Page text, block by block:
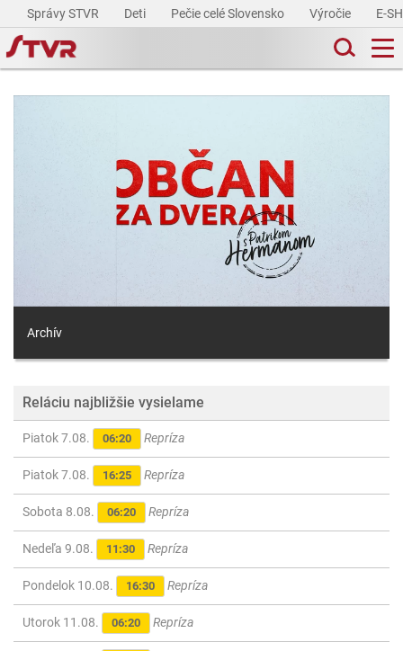
Správy STVR Deti Pečie celé Slovensko Výročie E-
Archív
Reláciu najbližšie vysielame
Piatok 7.08. 06:20 Repríza
Piatok 7.08. 16:25 Repríza
Sobota 8.08. 06:20 Repríza
Nedeľa 9.08. 11:30 Repríza
Pondelok 10.08. 16:30 Repríza
Utorok 11.08. 06:20 Repríza